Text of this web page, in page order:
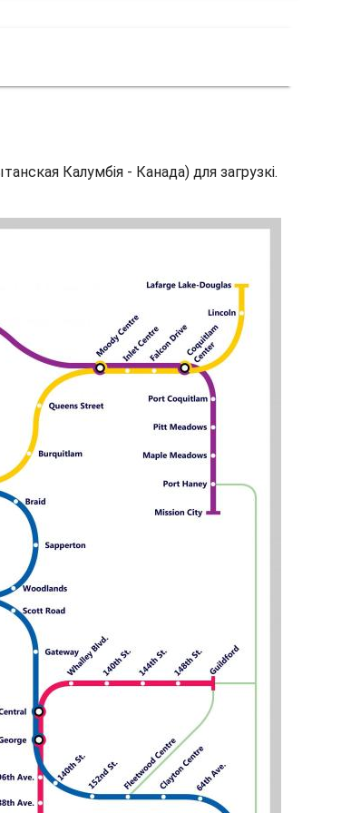
Калумбія - Канада) для загрузкі.